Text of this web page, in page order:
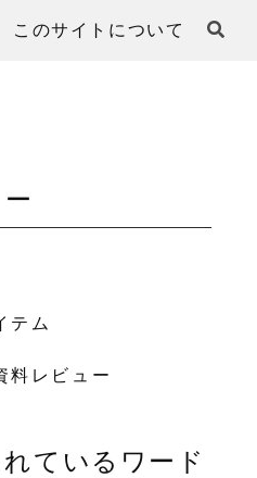
このサイトについて
テム
料レビュー
ているワード